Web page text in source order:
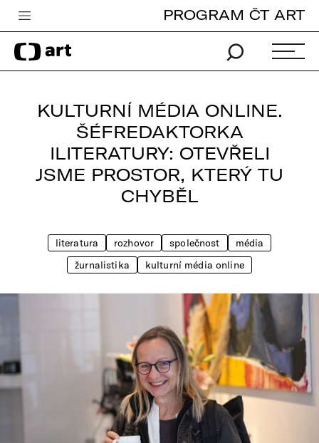
Česká televize
Zpravodajství
TV program
Pro děti
Vše o ČT
PROGRAM ČT ART
KULTURNÍ MÉDIA ONLINE.
ŠÉFREDAKTORKA
ILITERATURY: OTEVŘELI
JSME PROSTOR, KTERÝ TU
CHYBĚL
literatura rozhovor společnost
média
žurnalistika
kulturní média online